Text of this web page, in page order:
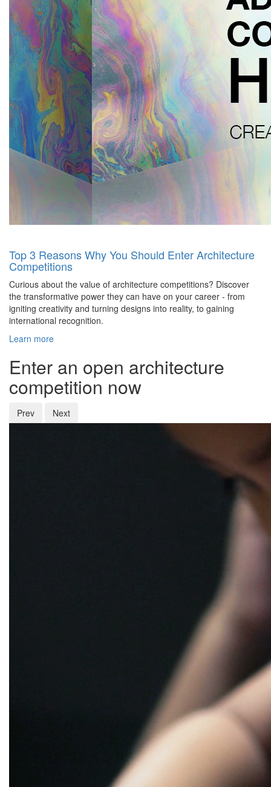
Top 3 Reasons Why You Should Enter Architecture
Competitions
Curious about the value of architecture competitions? Discover
the transformative power they can have on your career - from
igniting creativity and turning designs into reality, to gaining
international recognition.
Learn more
Enter an open architecture
competition now
Prev Next